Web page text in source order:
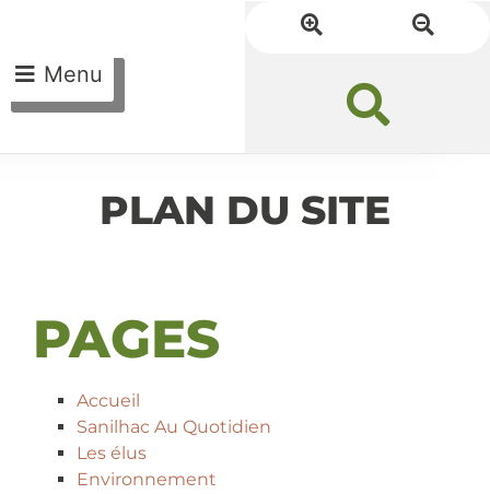
Menu
PLAN DU SITE
PAGES
Accueil
Sanilhac Au Quotidien
Les élus
Environnement